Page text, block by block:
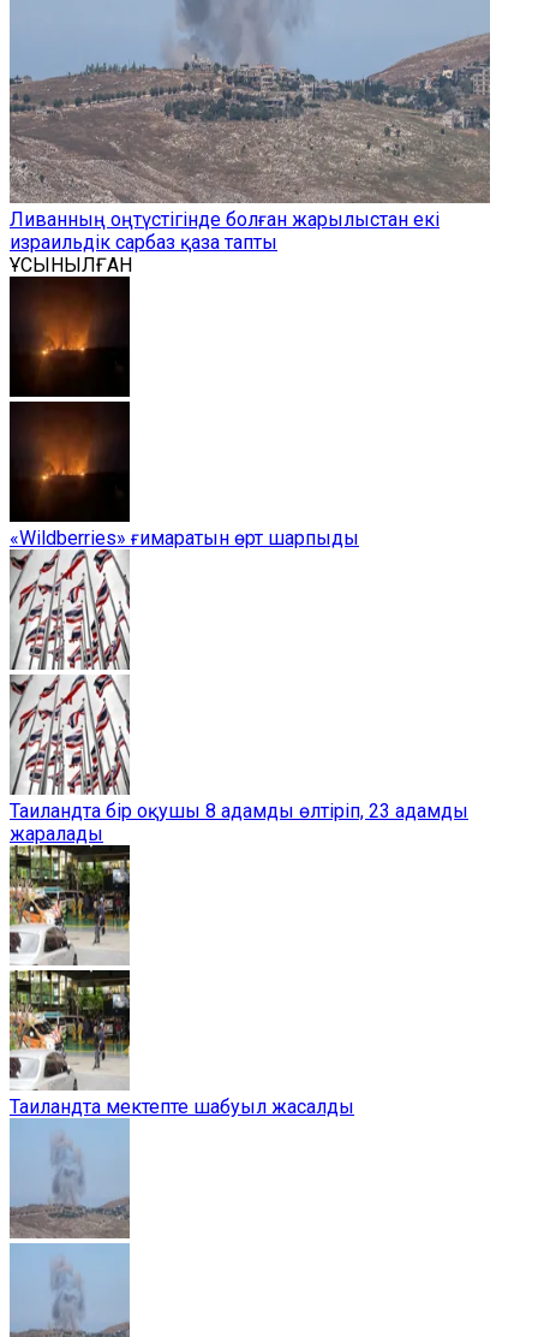
Ливанның оңтүстігінде болған жарылыстан екі
израильдік сарбаз қаза тапты
ҰСЫНЫЛҒАН
«Wildberries» ғимаратын өрт шарпыды
Таиландта бір оқушы 8 адамды өлтіріп, 23 адамды
жаралады
Таиландта мектепте шабуыл жасалды